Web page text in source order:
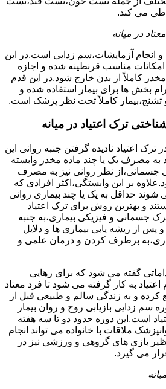
طی می کند.
در میانه
و انجام آزمایشات،سم زدایی است.در این
مناسب قرنطینه شده و اجازه
کاملاً از بدن خارج شود.در این قدم
بخش ها برای بیمار استفاده شده و
تشنج،بیمار کاملاً تحت نظر پزشک است.
ترک اعتیاد در میانه
اعتیاد نادیده گرفتن جنبه روانی این
به مصرف یک یا چند ماده مخدر وابسته
جسمانی،از نظر روانی نیز به مصرف
بر این وابستگی،اکثر افرادی که
شوند حداقل به یک یا چند بیماری روانی
و بهترین روش برای ترک اعتیاد
جسمانی و فیزیکی بیماری،به جنبه
پس از ریشه یابی بیماری ها و دلایل
برطرف کردن و درمان علمی و
گفته می شود که برای رهایی
به کار گرفته می شود تا فرد معتاد
و به زندگی سالم و طبیعی قبل از
سم زدایی بازیابی روح و روان بیمار
است.این دوره حدود دو تا سه هفته
ملاقات با خانواده می تواند انجام
بازی های گروهی و ورزشی نیز در
می گیرد.